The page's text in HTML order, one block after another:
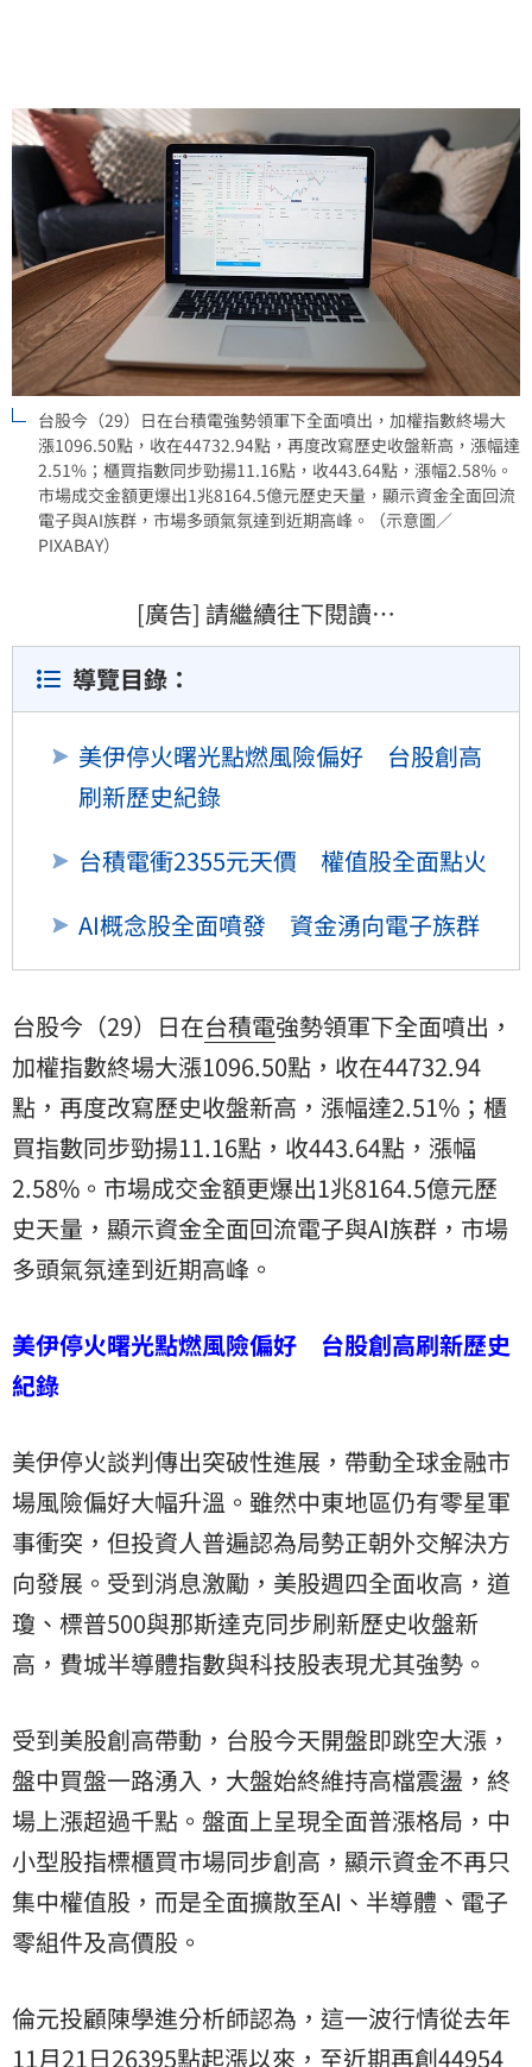
台股今（29）日在台積電強勢領軍下全面噴出，加權指數終場大
漲1096.50點，收在44732.94點，再度改寫歷史收盤新高，漲幅達
2.51%；櫃買指數同步勁揚11.16點，收443.64點，漲幅2.58%。
市場成交金額更爆出1兆8164.5億元歷史天量，顯示資金全面回流
電子與AI族群，市場多頭氣氛達到近期高峰。（示意圖／
PIXABAY）
[廣告] 請繼續往下閱讀…
導覽目錄：
美伊停火曙光點燃風險偏好 台股創高
刷新歷史紀錄
台積電衝2355元天價 權值股全面點火
AI概念股全面噴發 資金湧向電子族群
台股今（29）日在台積電強勢領軍下全面噴出，
加權指數終場大漲1096.50點，收在44732.94
點，再度改寫歷史收盤新高，漲幅達2.51%；櫃
買指數同步勁揚11.16點，收443.64點，漲幅
2.58%。市場成交金額更爆出1兆8164.5億元歷
史天量，顯示資金全面回流電子與AI族群，市場
多頭氣氛達到近期高峰。
美伊停火曙光點燃風險偏好 台股創高刷新歷史
紀錄
美伊停火談判傳出突破性進展，帶動全球金融市
場風險偏好大幅升溫。雖然中東地區仍有零星軍
事衝突，但投資人普遍認為局勢正朝外交解決方
向發展。受到消息激勵，美股週四全面收高， 道
瓊 、標普500與那斯達克同步刷新歷史收盤新
高，費城半導體指數與科技股表現尤其強勢。
受到美股創高帶動，台股今天開盤即跳空大漲，
盤中買盤一路湧入，大盤始終維持高檔震盪，終
場上漲超過千點。盤面上呈現全面普漲格局，中
小型股指標櫃買市場同步創高，顯示資金不再只
集中權值股，而是全面擴散至AI、半導體、電子
零組件及高價股。
倫元投顧陳學進分析師認為，這一波行情從去年
11月21日26395點起漲以來，至近期再創44954